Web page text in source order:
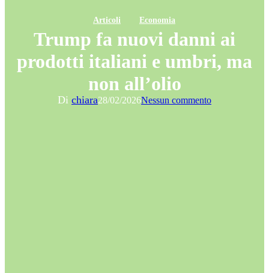
Articoli Economia
Trump fa nuovi danni ai
prodotti italiani e umbri, ma
non all’olio
Di chiara28/02/2026Nessun commento